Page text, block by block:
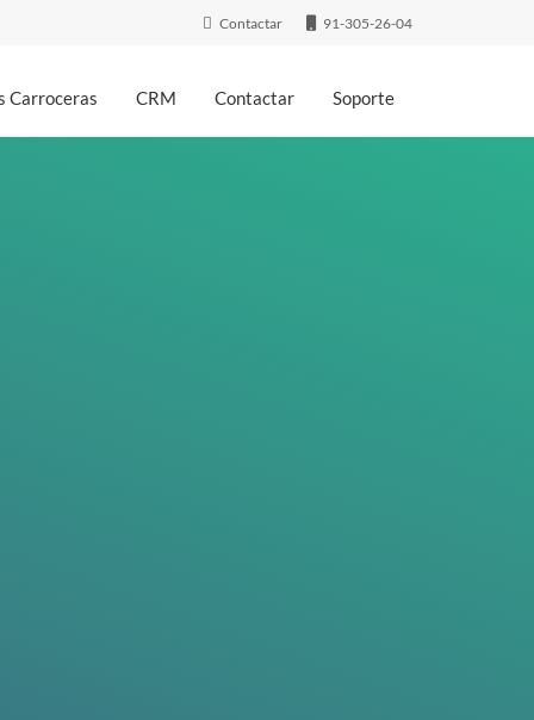
Contactar 91-305-26-04
Carroceras CRM Contactar Soporte